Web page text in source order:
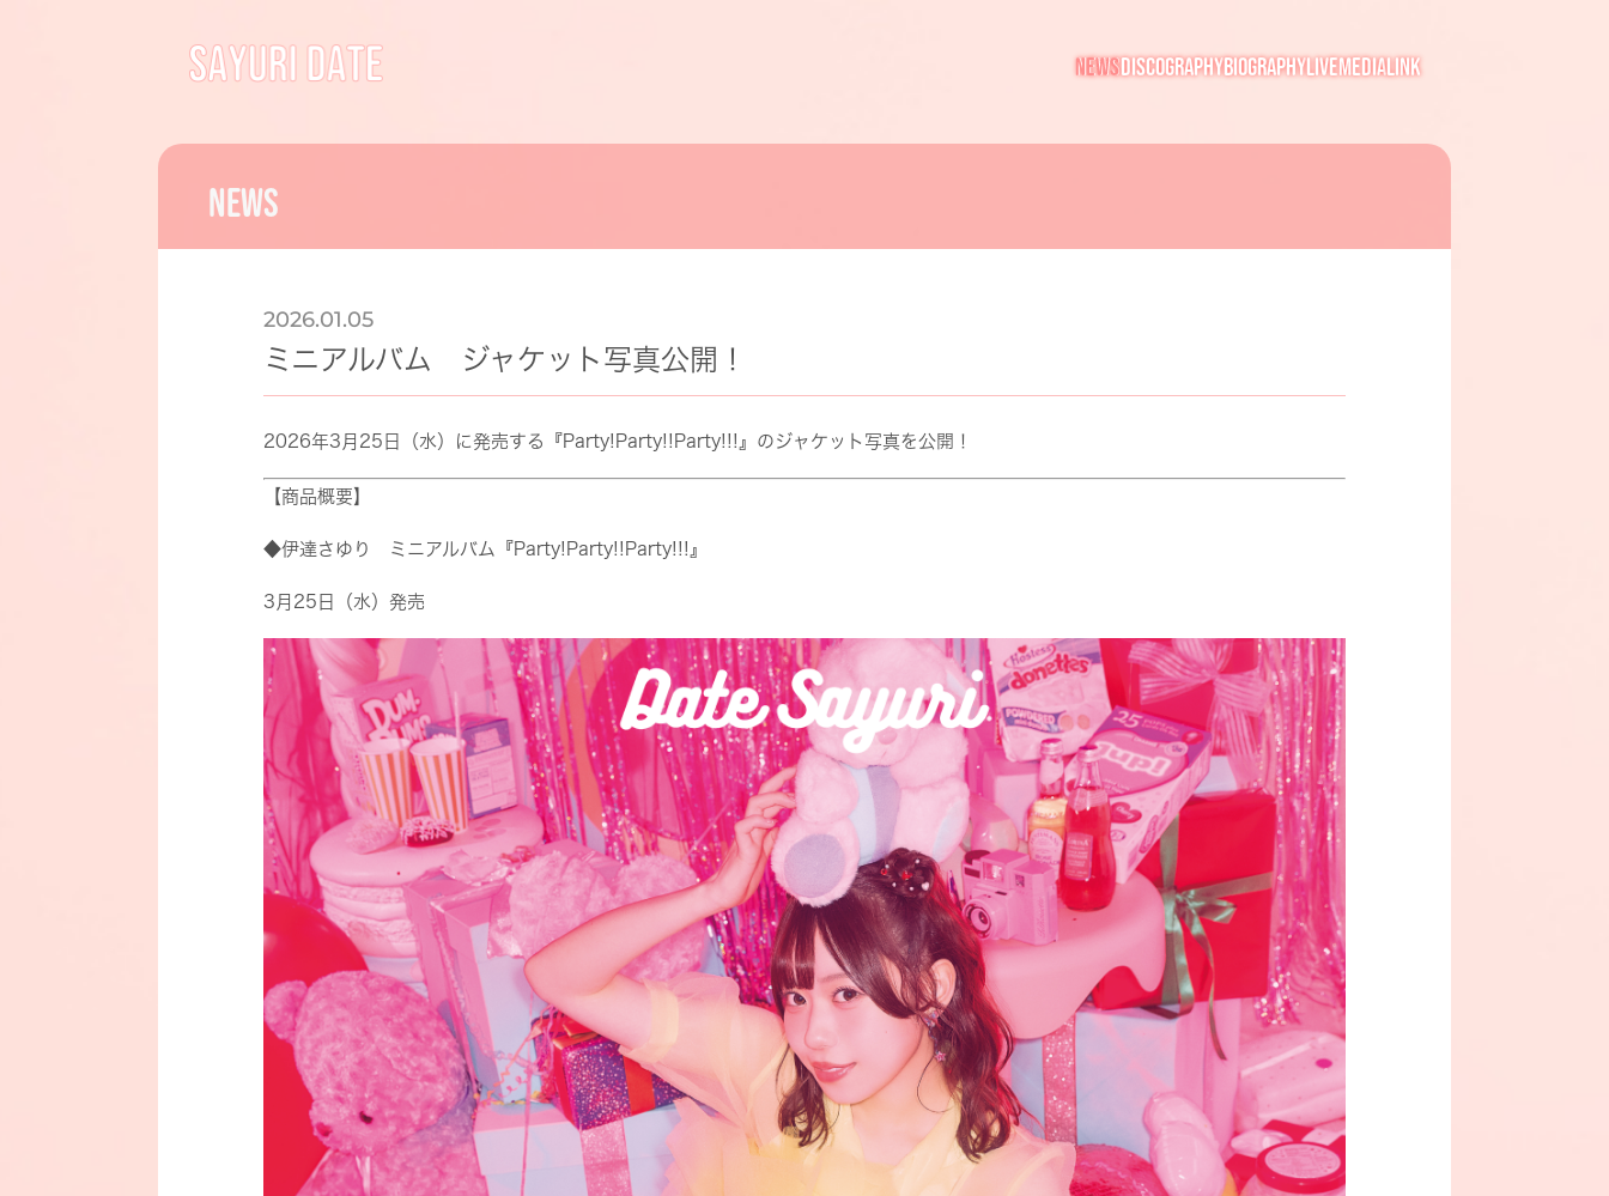
NEWSDISCOGRAPHYBIOGRAPHYLIVEMEDIALINK
NEWS
2026.01.05
ミニアルバム ジャケット写真公開！
2026年3月25日（水）に発売する『Party!Party!!Party!!!』のジャケット写真を公開！
【商品概要】
◆伊達さゆり ミニアルバム『Party!Party!!Party!!!』
3月25日（水）発売